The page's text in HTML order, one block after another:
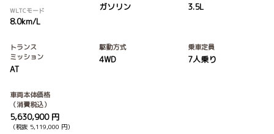
WLTCモード
8.0km/L
ガソリン 3.5L
トランス
ミッション
AT
駆動方式
4WD
乗車定員
7人乗り
車両本体価格
（消費税込）
5,630,900 円
（税抜 5,119,000 円）